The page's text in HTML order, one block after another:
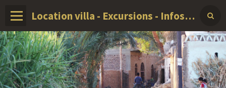
Location villa - Excursions - Infos sur LOUXOR - EGYPTE